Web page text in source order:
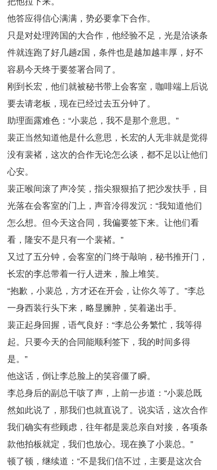
他答应得信心满满，势必要拿下合作。
只是对处理跨国的大合作，他经验不足，光是洽谈条
件就连跑了好几趟z国，条件也是越加越丰厚，好不
容易今天终于要签署合同了。
刚到长宏，他们就被秘书带上会客室，咖啡端上后说
要去请老板，现在已经过去五分钟了。
助理面露难色：“小裴总，我不是那个意思。”
裴正当然知道他是什么意思，长宏的人无非就是觉得
没有裴褚，这次的合作无论怎么谈，都不足以让他们
心安。
裴正喉间滚了声冷笑，指尖狠狠掐了把沙发扶手，目
光落在会客室的门上，声音冷得发沉：“我知道他们
怎么想。但今天这合同，我偏要签下来。让他们看
看，隆安不是只有一个裴褚。”
又过了五分钟，会客室的门终于敲响，秘书推开门，
长宏的李总带着一行人进来，脸上堆笑。
“抱歉，小裴总，方才还在开会，让你久等了。”李总
一身西装行头下来，略显臃肿，笑着递出手。
裴正起身回握，语气良好：“李总公务繁忙，我等得
起。只要今天的合同能顺利签下，我的时间多得
是。”
他这话，倒让李总脸上的笑容僵了瞬。
李总身后的副总干咳了声，上前一步道：“小裴总既
然如此说了，那我们也就直说了。说实话，这次合作
我们确实有些顾虑，往年都是裴总亲自对接，各项条
款他拍板就定，我们也放心。现在换了小裴总。”
顿了顿，继续道：“不是我们信不过，主要是这次合